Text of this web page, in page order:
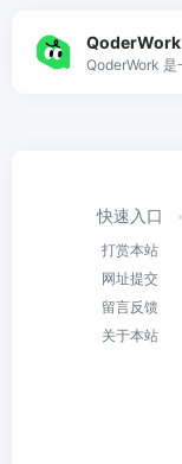
QoderWork
快速入口
打赏本站
网址提交
留言反馈
关于本站